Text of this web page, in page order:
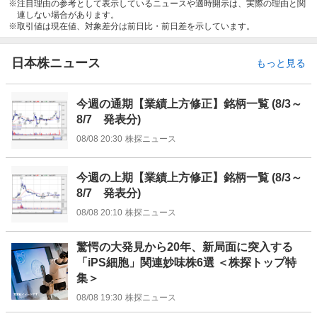
注目理由の参考として表示しているニュースや適時開示は、実際の理由と関
連しない場合があります。
取引値は現在値、対象差分は前日比・前日差を示しています。
日本株ニュース もっと見る
今週の通期【業績上方修正】銘柄一覧 (8/3～
8/7 発表分)
08/08 20:30 株探ニュース
今週の上期【業績上方修正】銘柄一覧 (8/3～
8/7 発表分)
08/08 20:10 株探ニュース
驚愕の大発見から20年、新局面に突入する
「iPS細胞」関連妙味株6選 ＜株探トップ特
集＞
08/08 19:30 株探ニュース